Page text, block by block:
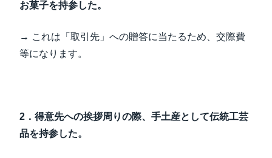
お菓子を持参した。
→ これは「取引先」への贈答に当たるため、交際費
等になります。
2．得意先への挨拶周りの際、手土産として伝統工芸
品を持参した。